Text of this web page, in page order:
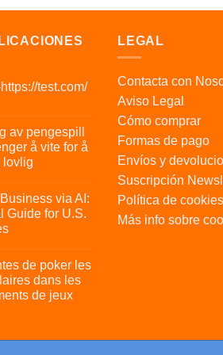
test.com/
av pengespill
å vite for å
lovlig
via AI:
Guide for U.S.
de poker les
dans les
de jeux
LEGAL
Contacta con
Aviso Legal
Cómo comprar
Formas de pago
Envíos y
Suscripción
Política de cookies
Más info sobre